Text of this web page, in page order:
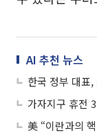
AI 추천 뉴스
한국 정부 대표